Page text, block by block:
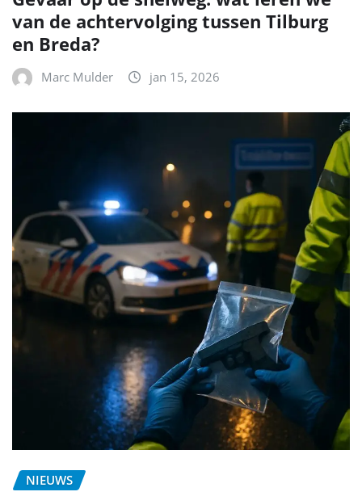
van de achtervolging tussen Tilburg
en Breda?
Marc Mulder jan 15, 2026
NIEUWS